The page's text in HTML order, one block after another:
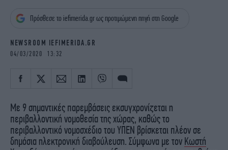
OSCARS
THE OCEAN
Πρόσθεσε το iefimerida.gr ως προτιμώμενη πηγή στη Google
NEWSROOM IEFIMERIDA.GR
04/03/2020 13:32
Με 9 σημαντικές παρεμβάσεις εκσυγχρονίζεται η
περιβαλλοντική νομοθεσία της χώρας, καθώς το
περιβαλλοντικό νομοσχέδιο του ΥΠΕΝ βρίσκεται πλέον σε
δημόσια ηλεκτρονική διαβούλευση. Σύμφωνα με τον Κωστή